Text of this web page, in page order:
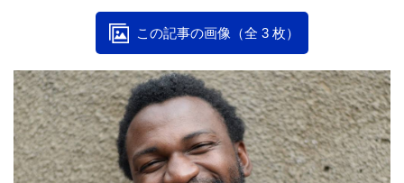
この記事の画像（全 3 枚）